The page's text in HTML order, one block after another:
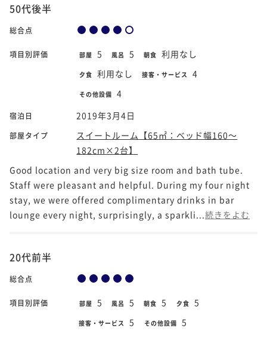
50代後半
総合点
項目別評価 部屋 5 風呂 5 朝食 利用なし
夕食 利用なし 接客・サービス 4
その他設備 4
宿泊日 2019年3月4日
部屋タイプ
スイートルーム【65㎡：ベッド幅160～
182cm×2台】
Good location and very big size room and bath tube.
Staff were pleasant and helpful. During my four night
stay, we were offered complimentary drinks in bar
lounge every night, surprisingly, a sparkli... 続きをよむ
20代前半
総合点
項目別評価 部屋 5 風呂 5 朝食 5 夕食 5
接客・サービス 5 その他設備 5